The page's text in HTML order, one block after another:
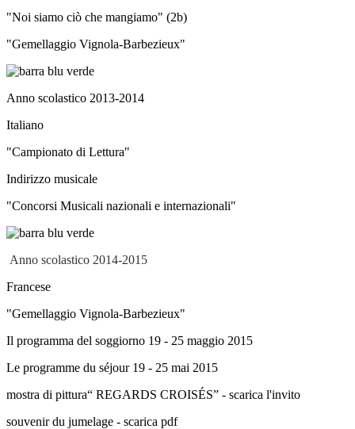
"Noi siamo ciò che mangiamo" (2b)
"Gemellaggio Vignola-Barbezieux"
Anno scolastico 2013-2014
Italiano
"Campionato di Lettura"
Indirizzo musicale
"Concorsi Musicali nazionali e internazionali"
Anno scolastico 2014-2015
Francese
"Gemellaggio Vignola-Barbezieux"
Il programma del soggiorno 19 - 25 maggio 2015
Le programme du séjour 19 - 25 mai 2015
mostra di pittura“ REGARDS CROISÉS” - scarica l'invito
souvenir du jumelage - scarica pdf